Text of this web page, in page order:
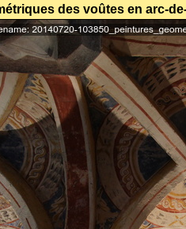
des voûtes en arc-